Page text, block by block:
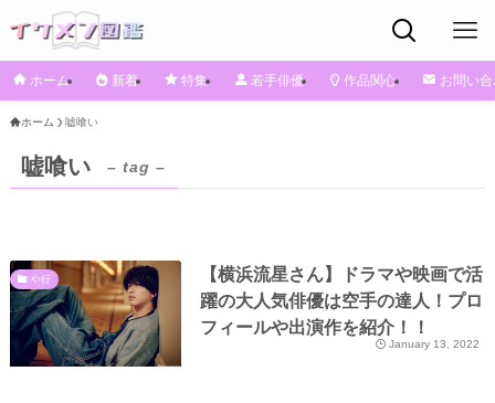
ホーム 新着 特集 若手俳優 作品関心 お問い
ホーム 嘘喰い
嘘喰い – tag –
や行
【横浜流星さん】ドラマや映画で活
躍の大人気俳優は空手の達人！プロ
フィールや出演作を紹介！！
January 13, 2022